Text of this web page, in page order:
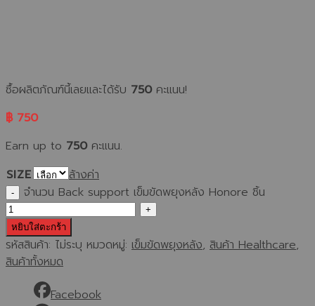
ซื้อผลิตภัณฑ์นี้เลยและได้รับ 750คะแนน!
฿750
Earn up to 750คะแนน.
SIZE
ล้างค่า
จำนวน Back support เข็มขัดพยุงหลัง Honore ชิ้น
หยิบใส่ตะกร้า
รหัสสินค้า: ไม่ระบุ หมวดหมู่: เข็มขัดพยุงหลัง, สินค้า Healthcare,
สินค้าทั้งหมด
Facebook